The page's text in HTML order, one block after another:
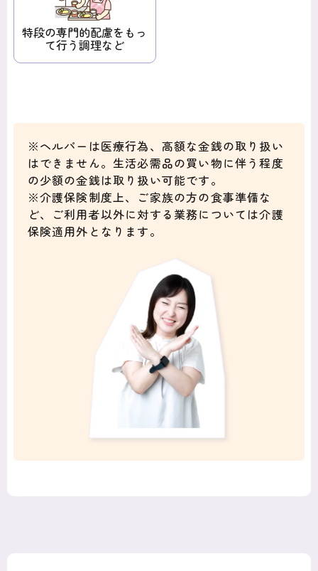
特段の専門的配慮を もっ
て行う調理など
※ヘルパーは医療行為、高額な金銭の取り扱い
はできません。生活必需品の買い物に伴う程度
の少額の金銭は取り扱い可能です。
※介護保険制度上、ご家族の方の食事準備な
ど、ご利用者以外に対する業務に ついては介護
保険適用外となります。